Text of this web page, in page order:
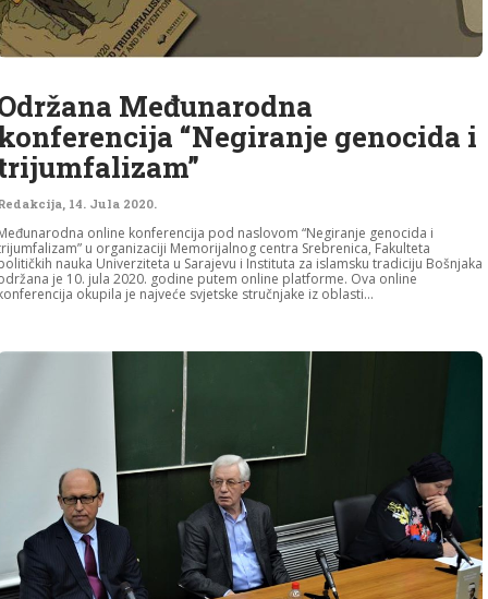
Međunarodna
“Negiranje genocida i
, 14. Jula 2020.
online konferencija pod naslovom “Negiranje genocida i
u organizaciji Memorijalnog centra Srebrenica, Fakulteta
nauka Univerziteta u Sarajevu i Instituta za islamsku tradiciju Bošnjaka
je 10. jula 2020. godine putem online platforme. Ova online
okupila je najveće svjetske stručnjake iz oblasti...